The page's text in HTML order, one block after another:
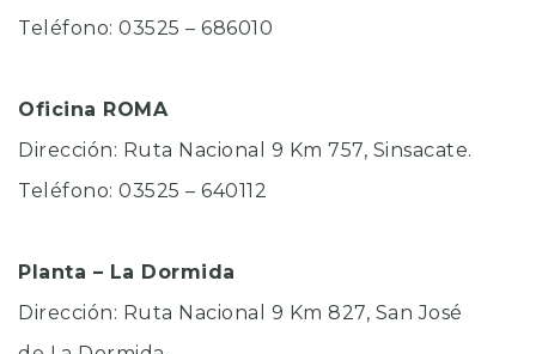
Teléfono: 03525 – 686010
Oficina ROMA
Dirección: Ruta Nacional 9 Km 757, Sinsacate.
Teléfono: 03525 – 640112
Planta – La Dormida
Dirección: Ruta Nacional 9 Km 827, San José